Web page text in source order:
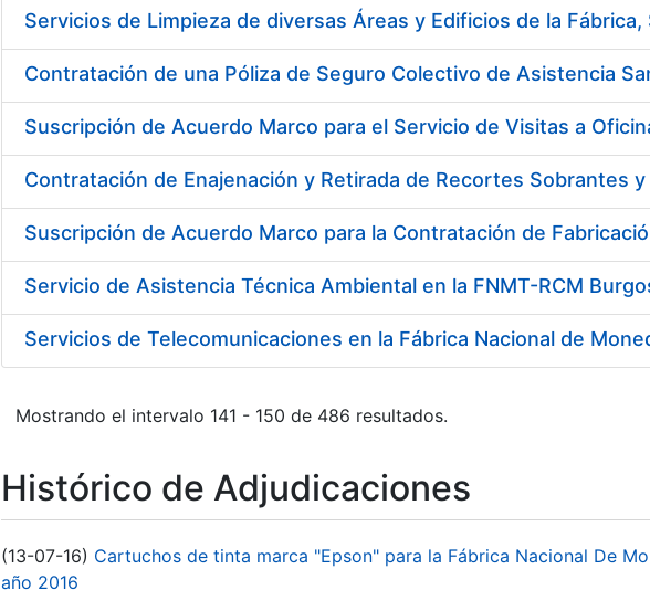
Mostrar/Ocultar
Contratación de una Póliza de Seguro Colectivo de Asistencia
Suscripción de Acuerdo Marco para el Servicio de Visitas a
Suscripción de Acuerdo Marco para la Contratación de
Servicio de Asistencia Técnica Ambiental en la FNMT-RCM
Servicios de Telecomunicaciones en la Fábrica Nacional de
Mostrando el intervalo 141 - 150 de 486 resultados.
Histórico de Adjudicaciones
(13-07-16) Cartuchos de tinta marca "Epson" para la Fábrica Nacional De
año 2016